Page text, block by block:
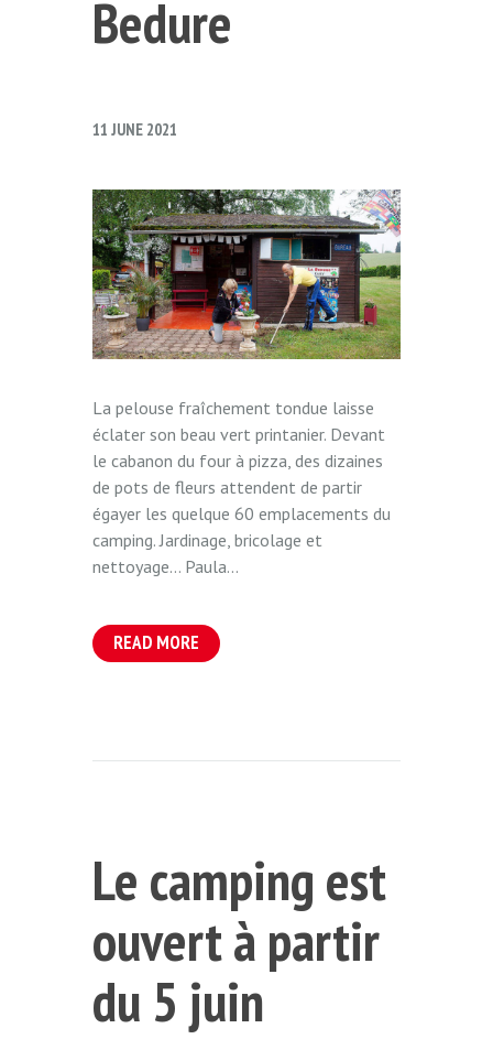
Bedure
11 JUNE 2021
La pelouse fraîchement tondue laisse
éclater son beau vert printanier. Devant
le cabanon du four à pizza, des dizaines
de pots de fleurs attendent de partir
égayer les quelque 60 emplacements du
camping. Jardinage, bricolage et
nettoyage… Paula...
READ MORE
Le camping est
ouvert à partir
du 5 juin